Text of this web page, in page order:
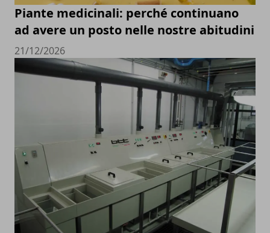
Piante medicinali: perché continuano
ad avere un posto nelle nostre abitudini
21/12/2026